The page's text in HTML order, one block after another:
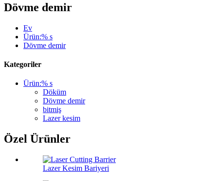
Dövme demir
Ev
Ürün:% s
Dövme demir
Kategoriler
Ürün:% s
Döküm
Dövme demir
bitmiş
Lazer kesim
Özel Ürünler
Lazer Kesim Bariyeri